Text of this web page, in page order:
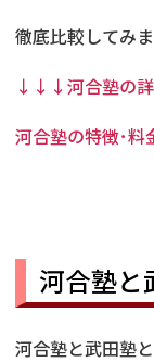
徹底比較してみま
↓↓↓河合塾の
河合塾の特徴･料
河合塾と
河合塾と武田塾